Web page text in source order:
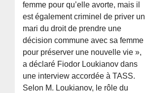
femme pour qu’elle avorte, mais il
est également criminel de priver un
mari du droit de prendre une
décision commune avec sa femme
pour préserver une nouvelle vie »,
a déclaré Fiodor Loukianov dans
une interview accordée à TASS.
Selon M. Loukianov, le rôle du